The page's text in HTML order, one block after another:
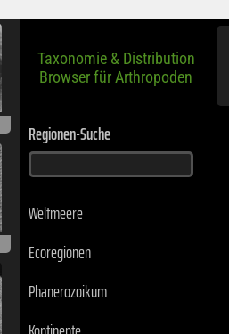
Taxonomie & Distribution
Browser für Arthropoden
Regionen-Suche
Weltmeere
Ecoregionen
Phanerozoikum
Kontinente